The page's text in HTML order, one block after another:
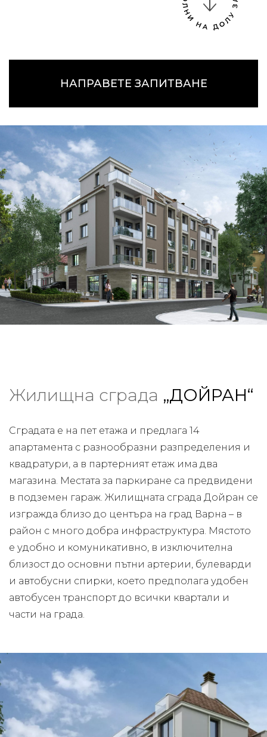
НАПРАВЕТЕ ЗАПИТВАНЕ
Жилищна сграда „ДОЙРАН“
Сградата е на пет етажа и предлага 14
апартамента с разнообразни разпределения и
квадратури, а в партерният етаж има два
магазина. Местата за паркиране са предвидени
в подземен гараж. Жилищната сграда Дойран се
изгражда близо до центъра на град Варна – в
район с много добра инфраструктура. Мястото
е удобно и комуникативно, в изключителна
близост до основни пътни артерии, булеварди
и автобусни спирки, което предполага удобен
автобусен транспорт до всички квартали и
части на града.